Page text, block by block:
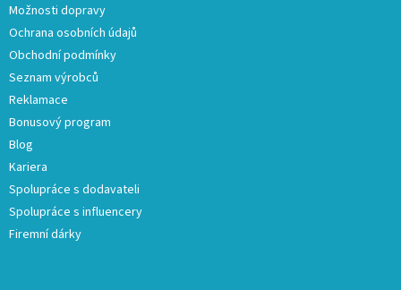
Možnosti dopravy
Ochrana osobních údajů
Obchodní podmínky
Seznam výrobců
Reklamace
Bonusový program
Blog
Kariera
Spolupráce s dodavateli
Spolupráce s influencery
Firemní dárky